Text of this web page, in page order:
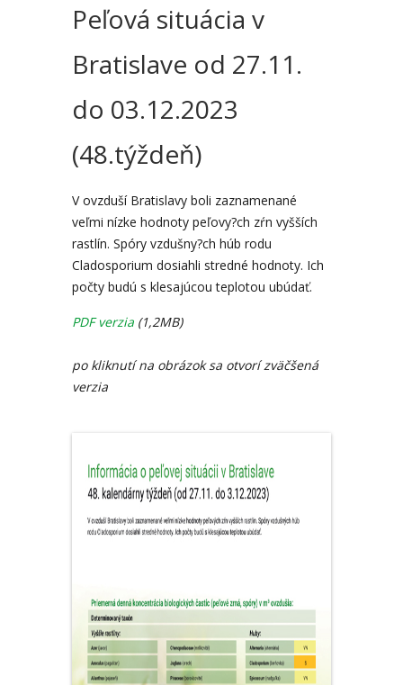
Peľová situácia v
Bratislave od 27.11.
do 03.12.2023
(48.týždeň)
V ovzduší Bratislavy boli zaznamenané
veľmi nízke hodnoty peľovy?ch zŕn vyšších
rastlín. Spóry vzdušny?ch húb rodu
Cladosporium dosiahli stredné hodnoty. Ich
počty budú s klesajúcou teplotou ubúdať.
PDF verzia (1,2MB)
po kliknutí na obrázok sa otvorí zväčšená
verzia